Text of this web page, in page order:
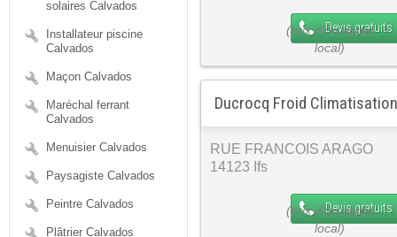
solaires Calvados
Installateur piscine
Calvados
Maçon Calvados
Maréchal ferrant
Calvados
Menuisier Calvados
Paysagiste Calvados
Peintre Calvados
Plâtrier Calvados
Devis gratuits
Ducrocq Froid
RUE FRANCOIS ARAGO
14123 Ifs
Devis gratuits